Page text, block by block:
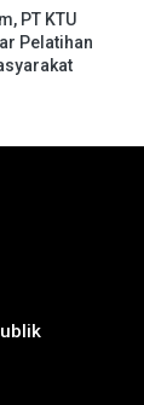
PT KTU
Pelatihan